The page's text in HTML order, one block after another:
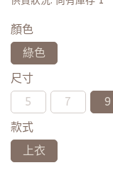
顏色
綠色
尺寸
5
7 9
款式
上衣